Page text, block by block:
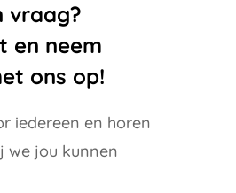
vraag?
en neem
ons op!
iedereen en horen
we jou kunnen